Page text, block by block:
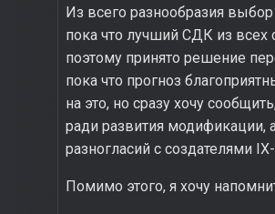
Из всего разнообразия
пока что лучший СДК из
поэтому принято решение
пока что прогноз
на это, но сразу хочу
ради развития модификации,
разногласий с создателями
Помимо этого, я хочу